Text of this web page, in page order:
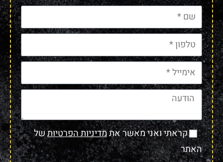
קראתי ואני מאשר אתמדיניות הפרטיותשל
האתר